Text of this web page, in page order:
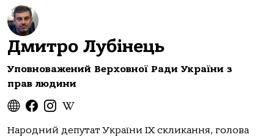
Дмитро Лубінець
Уповноважений Верховної Ради України з
прав людини
Народний депутат України IX скликання, голова